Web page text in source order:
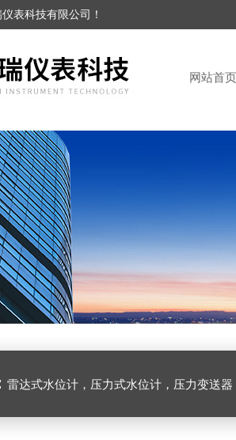
表科技有限公司！
网站首页
雷达式水位计，压力式水位计，压力变送器